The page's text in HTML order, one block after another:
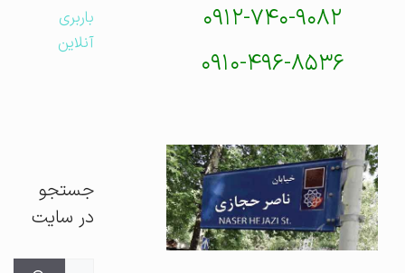
۰۹۱۲-۷۴۰-۹۰۸۲
۰۹۱۰-۴۹۶-۸۵۳۶
باربری
آنلاین
جستجو
در سایت